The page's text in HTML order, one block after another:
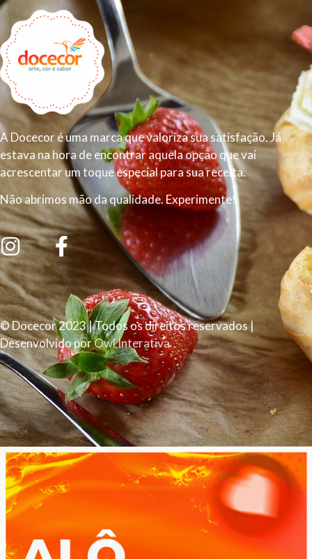
A Docecor é uma marca que valoriza sua satisfação. Já
estava na hora de encontrar aquela opção que vai
acrescentar um toque especial para sua receita.
Não abrimos mão da qualidade. Experimente!
© Docecor 2023 | Todos os direitos reservados |
Desenvolvido porOwl Interativa